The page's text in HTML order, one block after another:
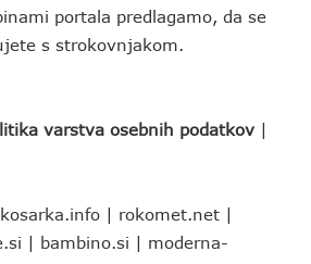
portala predlagamo, da se
s strokovnjakom.
varstva osebnih podatkov |
kosarka.info | rokomet.net |
| bambino.si | moderna-